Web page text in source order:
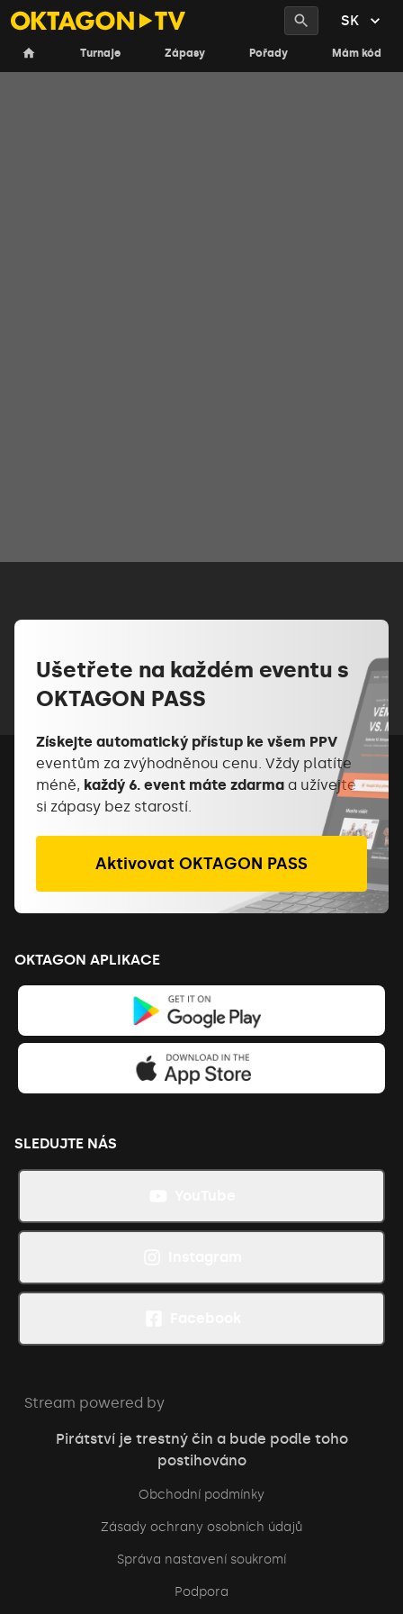
Turnaje Zápasy Pořady Mám kód
SK
Ušetřete na každém eventu s
OKTAGON PASS
Získejte automatický přístup ke všem PPV
eventům za zvýhodněnou cenu. Vždy platíte
méně, každý 6. event máte zdarma a užívejte
si zápasy bez starostí.
Aktivovat OKTAGON PASS
OKTAGON APLIKACE
SLEDUJTE NÁS
Pirátství je trestný čin a bude podle toho
postihováno
Stream powered by
Obchodní podmínky
Zásady ochrany osobních údajů
Správa nastavení soukromí
Podpora